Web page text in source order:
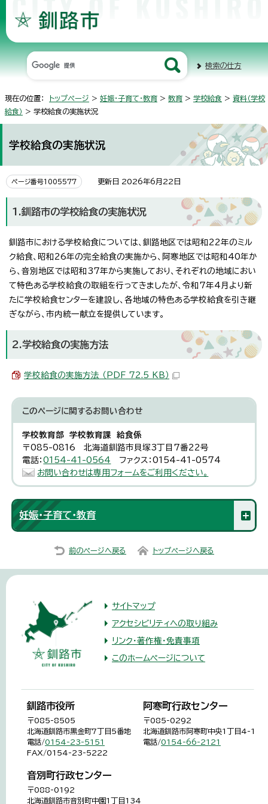
検索の仕方
現在の位置： トップページ > 妊娠・子育て・教育 > 教育 > 学校給食 > 資料（学校
給食） > 学校給食の実施状況
学校給食の実施状況
ページ番号1005577 更新日 2026年6月22日
1.釧路市の学校給食の実施状況
釧路市における学校給食については、釧路地区では昭和22年のミル
ク給食、昭和26年の完全給食の実施から、阿寒地区では昭和40年か
ら、音別地区では昭和37年から実施しており、それぞれの地域におい
て特色ある学校給食の取組を行ってきましたが、令和7年4月より新
たに学校給食センターを建設し、各地域の特色ある学校給食を引き継
ぎながら、市内統一献立を提供しています。
2.学校給食の実施方法
学校給食の実施方法 （PDF 72.5 KB）
このページに関するお問い合わせ
学校教育部 学校教育課 給食係
〒085-0816 北海道釧路市貝塚3丁目7番22号
電話：0154-41-0564
ファクス：0154-41-0574
お問い合わせは専用フォームをご利用ください。
妊娠・子育て・教育
前のページへ戻る トップページへ戻る
サイトマップ
アクセシビリティへの取り組み
リンク・著作権・免責事項
このホームページについて
釧路市役所
〒085-8505
北海道釧路市黒金町7丁目5番地
電話/0154-23-5151
FAX/0154-23-5222
阿寒町行政センター
〒085-0292
北海道釧路市阿寒町中央1丁目4-1
電話/0154-66-2121
音別町行政センター
〒088-0192
北海道釧路市音別町中園1丁目134